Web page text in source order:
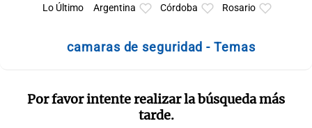
Lo Último Argentina Córdoba Rosario
camaras de seguridad - Temas
Por favor intente realizar la búsqueda más
tarde.